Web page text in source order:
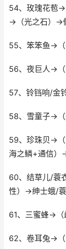
54、玫瑰花苞
→（光之石）→
55、笨笨鱼→
56、夜巨人→
57、铃铛响/金
58、雪童子→
59、珍珠贝→
海之鳞+通信）
60、结草儿/蓑
性）→绅士蛾/
61、三蜜蜂→
62、卷耳兔→